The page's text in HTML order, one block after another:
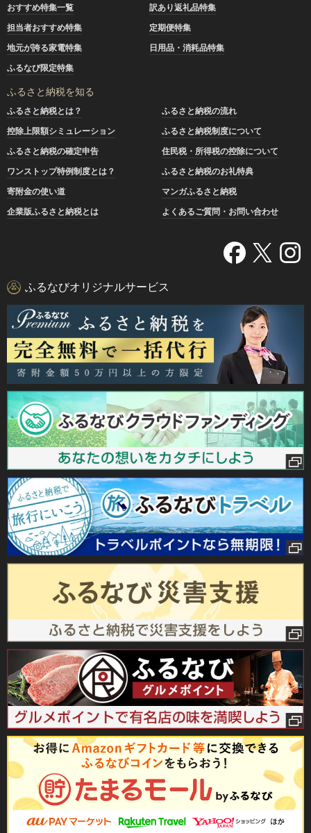
おすすめ特集一覧
訳あり返礼品特集
担当者おすすめ特集
定期便特集
地元が誇る家電特集
日用品・消耗品特集
ふるなび限定特集
ふるさと納税を知る
ふるさと納税とは？
ふるさと納税の流れ
控除上限額シミュレーション
ふるさと納税制度について
ふるさと納税の確定申告
住民税・所得税の控除について
ワンストップ特例制度とは？
ふるさと納税のお礼特典
寄附金の使い道
マンガふるさと納税
企業版ふるさと納税とは
よくあるご質問・お問い合わせ
ふるなびオリジナルサービス